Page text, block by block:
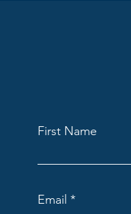
First Name
Email